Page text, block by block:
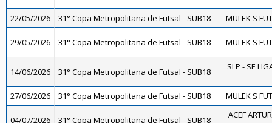
22/05/2026 31° Copa Metropolitana de Futsal - SUB18 MULEK S
29/05/2026 31° Copa Metropolitana de Futsal - SUB18 MULEK S
14/06/2026 31° Copa Metropolitana de Futsal - SUB18 SLP - SE
27/06/2026 31° Copa Metropolitana de Futsal - SUB18 MULEK S
04/07/2026 31° Copa Metropolitana de Futsal - SUB18 ACEF